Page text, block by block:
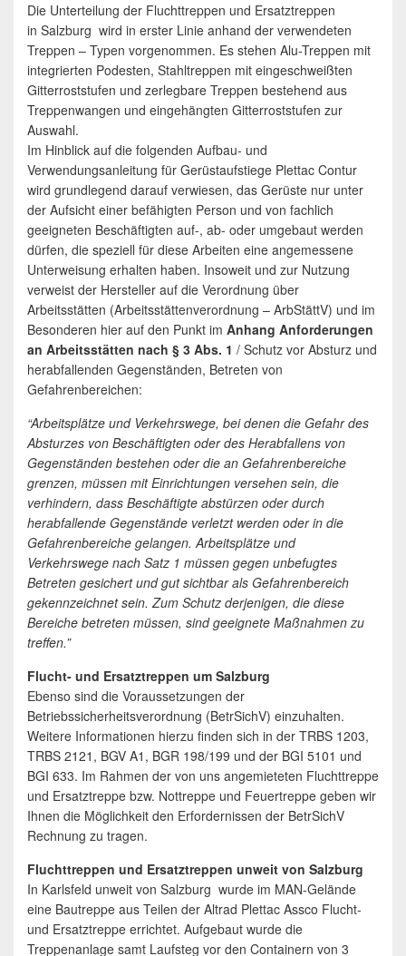
Die Unterteilung der Fluchttreppen und Ersatztreppen
in Salzburg wird in erster Linie anhand der verwendeten
Treppen – Typen vorgenommen. Es stehen Alu-Treppen mit
integrierten Podesten, Stahltreppen mit eingeschweißten
Gitterroststufen und zerlegbare Treppen bestehend aus
Treppenwangen und eingehängten Gitterroststufen zur
Auswahl.
Im Hinblick auf die folgenden Aufbau- und
Verwendungsanleitung für Gerüstaufstiege Plettac Contur
wird grundlegend darauf verwiesen, das Gerüste nur unter
der Aufsicht einer befähigten Person und von fachlich
geeigneten Beschäftigten auf-, ab- oder umgebaut werden
dürfen, die speziell für diese Arbeiten eine angemessene
Unterweisung erhalten haben. Insoweit und zur Nutzung
verweist der Hersteller auf die Verordnung über
Arbeitsstätten (Arbeitsstättenverordnung – ArbStättV) und im
Besonderen hier auf den Punkt im Anhang Anforderungen
an Arbeitsstätten nach § 3 Abs. 1 / Schutz vor Absturz und
herabfallenden Gegenständen, Betreten von
Gefahrenbereichen:
“Arbeitsplätze und Verkehrswege, bei denen die Gefahr des
Absturzes von Beschäftigten oder des Herabfallens von
Gegenständen bestehen oder die an Gefahrenbereiche
grenzen, müssen mit Einrichtungen versehen sein, die
verhindern, dass Beschäftigte abstürzen oder durch
herabfallende Gegenstände verletzt werden oder in die
Gefahrenbereiche gelangen. Arbeitsplätze und
Verkehrswege nach Satz 1 müssen gegen unbefugtes
Betreten gesichert und gut sichtbar als Gefahrenbereich
gekennzeichnet sein. Zum Schutz derjenigen, die diese
Bereiche betreten müssen, sind geeignete Maßnahmen zu
treffen.”
Flucht- und Ersatztreppen um Salzburg
Ebenso sind die Voraussetzungen der
Betriebssicherheitsverordnung (BetrSichV) einzuhalten.
Weitere Informationen hierzu finden sich in der TRBS 1203,
TRBS 2121, BGV A1, BGR 198/199 und der BGI 5101 und
BGI 633. Im Rahmen der von uns angemieteten Fluchttreppe
und Ersatztreppe bzw. Nottreppe und Feuertreppe geben wir
Ihnen die Möglichkeit den Erfordernissen der BetrSichV
Rechnung zu tragen.
Fluchttreppen und Ersatztreppen unweit von Salzburg
In Karlsfeld unweit von Salzburg wurde im MAN-Gelände
eine Bautreppe aus Teilen der Altrad Plettac Assco Flucht-
und Ersatztreppe errichtet. Aufgebaut wurde die
Treppenanlage samt Laufsteg vor den Containern von 3